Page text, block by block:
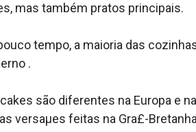
mas também pratos principais.
tempo, a maioria das
.
são diferentes na Europa e
versaµes feitas na Gra£-